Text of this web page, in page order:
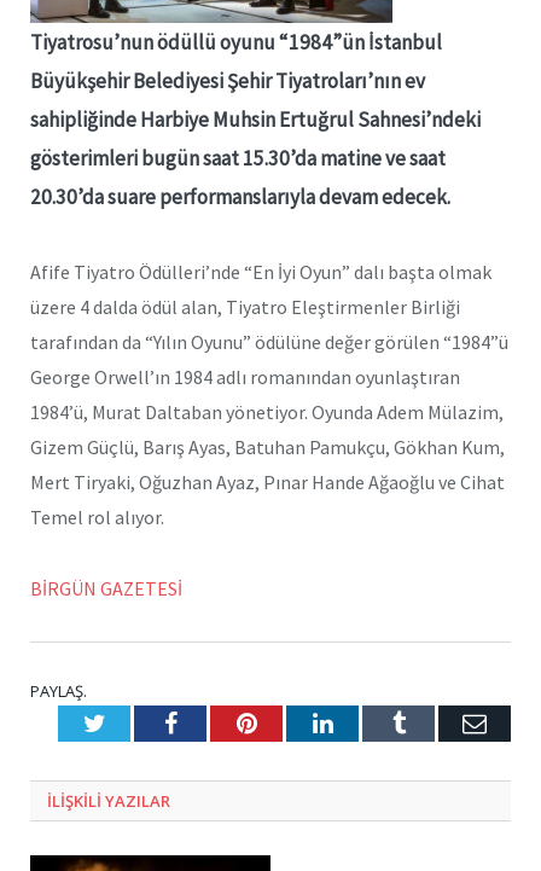
Tiyatrosu’nun ödüllü oyunu “1984”ün İstanbul
Büyükşehir Belediyesi Şehir Tiyatroları’nın ev
sahipliğinde Harbiye Muhsin Ertuğrul Sahnesi’ndeki
gösterimleri bugün saat 15.30’da matine ve saat
20.30’da suare performanslarıyla devam edecek.
Afife Tiyatro Ödülleri’nde “En İyi Oyun” dalı başta olmak
üzere 4 dalda ödül alan, Tiyatro Eleştirmenler Birliği
tarafından da “Yılın Oyunu” ödülüne değer görülen “1984”ü
George Orwell’ın 1984 adlı romanından oyunlaştıran
1984’ü, Murat Daltaban yönetiyor. Oyunda Adem Mülazim,
Gizem Güçlü, Barış Ayas, Batuhan Pamukçu, Gökhan Kum,
Mert Tiryaki, Oğuzhan Ayaz, Pınar Hande Ağaoğlu ve Cihat
Temel rol alıyor.
BİRGÜN GAZETESİ
PAYLAŞ.
TwitterFacebookPinterestLinkedInTumblr E-
ILIŞKILI YAZILAR